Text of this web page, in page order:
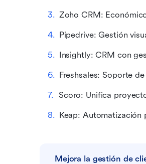
Zoho CRM:
Pipedrive: Gestión
Insightly: CRM con
Freshsales: Soporte
Scoro: Unifica
Keap: Automatización
Mejora la gestión de